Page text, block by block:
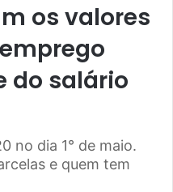
os valores
do salário
no dia 1° de maio.
e quem tem